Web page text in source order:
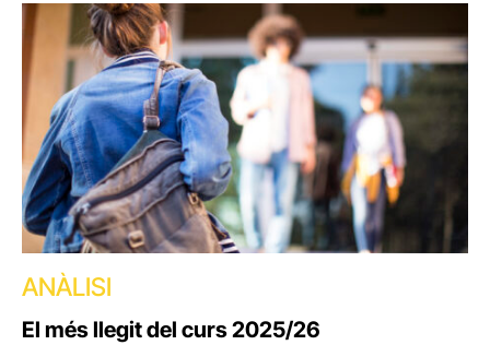
ANÀLISI
El més llegit del curs 2025/26